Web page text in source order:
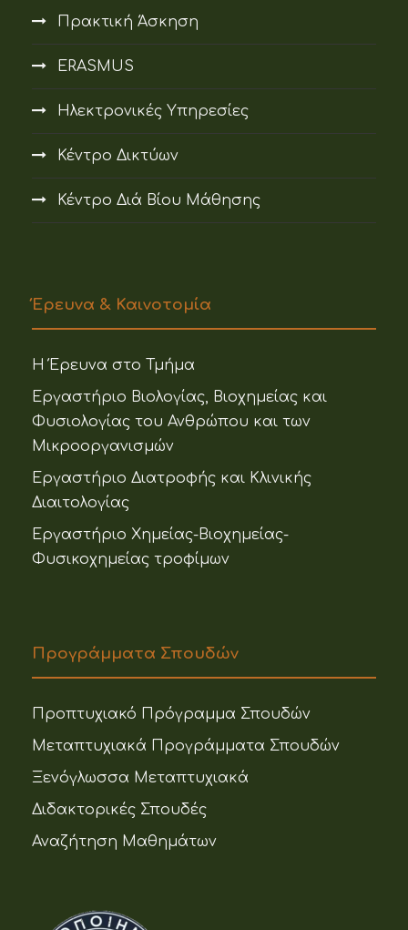
Πρακτική Άσκηση
ERASMUS
Ηλεκτρονικές Υπηρεσίες
Κέντρο Δικτύων
Κέντρο Διά Βίου Μάθησης
Έρευνα & Καινοτομία
Η Έρευνα στο Τμήμα
Εργαστήριο Βιολογίας, Βιοχημείας και
Φυσιολογίας του Ανθρώπου και των
Μικροοργανισμών
Εργαστήριο Διατροφής και Κλινικής
Διαιτολογίας
Εργαστήριο Χημείας-Βιοχημείας-
Φυσικοχημείας τροφίμων
Προγράμματα Σπουδών
Προπτυχιακό Πρόγραμμα Σπουδών
Μεταπτυχιακά Προγράμματα Σπουδών
Ξενόγλωσσα Μεταπτυχιακά
Διδακτορικές Σπουδές
Αναζήτηση Μαθημάτων